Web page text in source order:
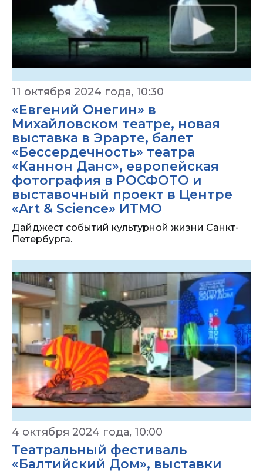
11 октября 2024 года, 10:30
«Евгений Онегин» в
Михайловском театре, новая
выставка в Эрарте, балет
«Бессердечность» театра
«Каннон Данс», европейская
фотография в РОСФОТО и
выставочный проект в Центре
«Art & Science» ИТМО
Дайджест событий культурной жизни Санкт-
Петербурга.
4 октября 2024 года, 10:00
Театральный фестиваль
«Балтийский Дом», выставки